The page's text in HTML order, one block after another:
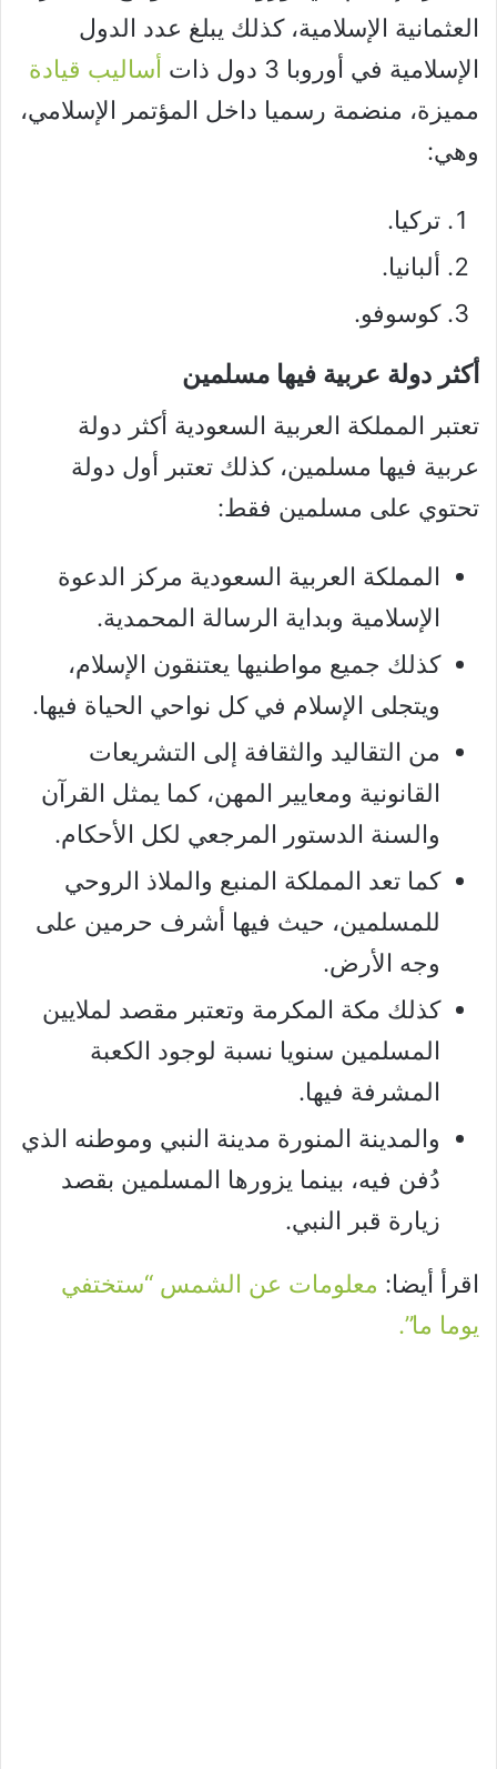
العثمانية الإسلامية، كذلك يبلغ عدد الدول
الإسلامية في أوروبا 3 دول ذات
أساليب قيادة
مميزة، منضمة رسميا داخل المؤتمر الإسلامي،
وهي:
تركيا.
ألبانيا.
كوسوفو.
أكثر دولة عربية فيها مسلمين
تعتبر المملكة العربية السعودية أكثر دولة
عربية فيها مسلمين، كذلك تعتبر أول دولة
تحتوي على مسلمين فقط:
المملكة العربية السعودية مركز الدعوة
الإسلامية وبداية الرسالة المحمدية.
كذلك جميع مواطنيها يعتنقون الإسلام،
ويتجلى الإسلام في كل نواحي الحياة فيها.
من التقاليد والثقافة إلى التشريعات
القانونية ومعايير المهن، كما يمثل القرآن
والسنة الدستور المرجعي لكل الأحكام.
كما تعد المملكة المنبع والملاذ الروحي
للمسلمين، حيث فيها أشرف حرمين على
وجه الأرض.
كذلك مكة المكرمة وتعتبر مقصد لملايين
المسلمين سنويا نسبة لوجود الكعبة
المشرفة فيها.
والمدينة المنورة مدينة النبي وموطنه الذي
دُفن فيه، بينما يزورها المسلمين بقصد
زيارة قبر النبي.
اقرأ أيضا: معلومات عن الشمس “ستختفي
يوما ما”.